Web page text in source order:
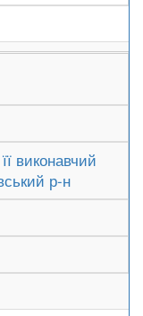
виконавчий
р-н